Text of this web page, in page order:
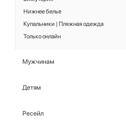
Нижнее белье
Купальники | Пляжная одежда
Только онлайн
Мужчинам
Детям
Ресейл